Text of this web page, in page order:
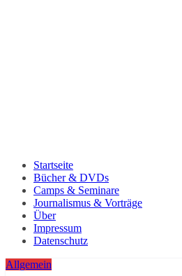
Startseite
Bücher & DVDs
Camps & Seminare
Journalismus & Vorträge
Über
Impressum
Datenschutz
Allgemein